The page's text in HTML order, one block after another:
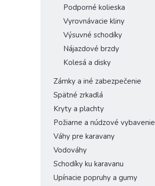
Podporné kolieska
Vyrovnávacie kliny
Výsuvné schodíky
Nájazdové brzdy
Kolesá a disky
Zámky a iné zabezpečenie
Spätné zrkadlá
Kryty a plachty
Požiarne a núdzové vybavenie
Váhy pre karavany
Vodováhy
Schodíky ku karavanu
Upínacie popruhy a gumy